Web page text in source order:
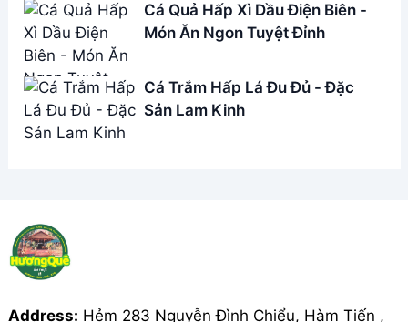
Cá Trắm Hấp Lá Đu Đủ - Đặc
Sản Lam Kinh
Address:
Phan Thiết